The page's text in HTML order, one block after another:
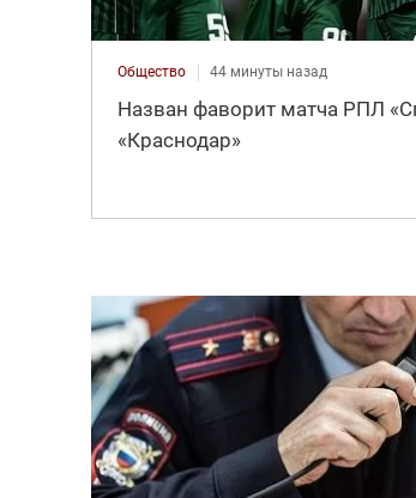
Общество 44 минуты назад
Назван фаворит матча РПЛ
«Краснодар»